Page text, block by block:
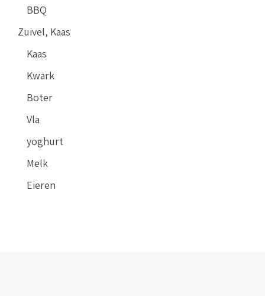
BBQ
Zuivel, Kaas
Kaas
Kwark
Boter
Vla
yoghurt
Melk
Eieren